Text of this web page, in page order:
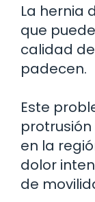
La hernia
que
calidad
padecen.
Este
en la
dolor
de